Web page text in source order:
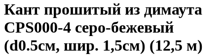
Кант прошитый из димаута
CPS000-4 серо-бежевый
(d0.5см, шир. 1,5см) (12,5 м)